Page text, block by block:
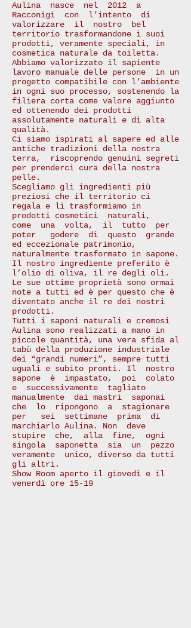
Aulina nasce nel 2012 a
Racconigi con l’intento di
valorizzare il nostro bel
territorio trasformandone i suoi
prodotti, veramente speciali, in
cosmetica naturale da toiletta.
Abbiamo valorizzato il sapiente
lavoro manuale delle persone in un
progetto compatibile con l’ambiente
in ogni suo processo, sostenendo la
filiera corta come valore aggiunto
ed ottenendo dei prodotti
assolutamente naturali e di alta
qualità.
Ci siamo ispirati al sapere ed alle
antiche tradizioni della nostra
terra, riscoprendo genuini segreti
per prenderci cura della nostra
pelle.
Scegliamo gli ingredienti più
preziosi che il territorio ci
regala e li trasformiamo in
prodotti cosmetici naturali,
come una volta, il tutto per
poter godere di questo grande
ed eccezionale patrimonio,
naturalmente trasformato in sapone.
Il nostro ingrediente preferito è
l’olio di oliva, il re degli oli.
Le sue ottime proprietà sono ormai
note a tutti ed è per questo che è
diventato anche il re dei nostri
prodotti.
Tutti i saponi naturali e cremosi
Aulina sono realizzati a mano in
piccole quantità, una vera sfida al
tabù della produzione industriale
dei “grandi numeri”, sempre tutti
uguali e subito pronti. Il nostro
sapone è impastato, poi colato
e successivamente tagliato
manualmente dai mastri saponai
che lo ripongono a stagionare
per sei settimane prima di
marchiarlo Aulina. Non deve
stupire che, alla fine, ogni
singola saponetta sia un pezzo
veramente unico, diverso da tutti
gli altri.
Show Room aperto il giovedì e il
venerdì ore 15-19